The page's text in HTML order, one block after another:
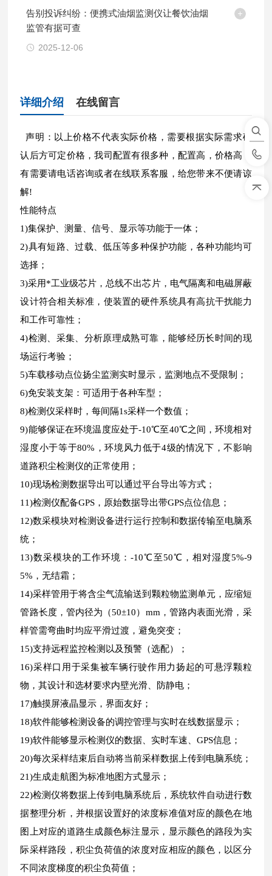
告别投诉纠纷：便携式油烟监测仪让餐饮油烟
监管有据可查
2025-12-06
详细介绍 在线留言
声明：以上价格不代表实际价格，需要根据实际需求确
认后方可定价格，我司配置有很多种，配置高，价格高，
有需要请电话咨询或者在线联系客服，给您带来不便请谅
解!
性能特点
1)集保护、测量、信号、显示等功能于一体；
2)具有短路、过载、低压等多种保护功能，各种功能均可
选择；
3)采用*工业级芯片，总线不出芯片，电气隔离和电磁屏蔽
设计符合相关标准，使装置的硬件系统具有高抗干扰能力
和工作可靠性；
4)检测、采集、分析原理成熟可靠，能够经历长时间的现
场运行考验；
5)车载移动点位扬尘监测实时显示，监测地点不受限制；
6)免安装支架：可适用于各种车型；
8)检测仪采样时，每间隔1s采样一个数值；
9)能够保证在环境温度应处于-10℃至40℃之间，环境相对
湿度小于等于80%，环境风力低于4级的情况下，不影响
道路积尘检测仪的正常使用；
10)现场检测数据导出可以通过平台导出等方式；
11)检测仪配备GPS，原始数据导出带GPS点位信息；
12)数采模块对检测设备进行运行控制和数据传输至电脑系
统；
13)数采模块的工作环境：-10℃至50℃，相对湿度5%-9
5%，无结霜；
14)采样管用于将含尘气流输送到颗粒物监测单元，应缩短
管路长度，管内径为（50±10）mm，管路内表面光滑，采
样管需弯曲时均应平滑过渡，避免突变；
15)支持远程监控检测以及预警（选配）；
16)采样口用于采集被车辆行驶作用力扬起的可悬浮颗粒
物，其设计和选材要求内壁光滑、防静电；
17)触摸屏液晶显示，界面友好；
18)软件能够检测设备的调控管理与实时在线数据显示；
19)软件能够显示检测仪的数据、实时车速、GPS信息；
20)每次采样结束后自动将当前采样数据上传到电脑系统；
21)生成走航图为标准地图方式显示；
22)检测仪将数据上传到电脑系统后，系统软件自动进行数
据整理分析，并根据设置好的浓度标准值对应的颜色在地
图上对应的道路生成颜色标注显示，显示颜色的路段为实
际采样路段，积尘负荷值的浓度对应相应的颜色，以区分
不同浓度梯度的积尘负荷值；